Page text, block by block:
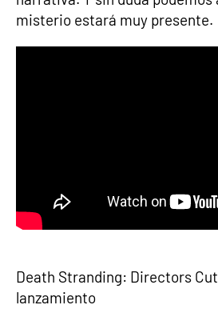
misterio estará muy presente.
Death Stranding: Directors
lanzamiento